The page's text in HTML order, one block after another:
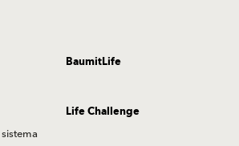
BaumitLife
Life Challenge